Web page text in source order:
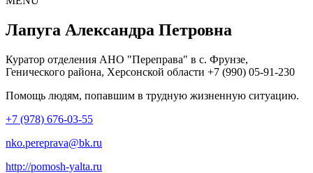
Лапуга Александра Петровна
Куратор отделения АНО "Переправа" в с. Фрунзе,
Генического района, Херсонской области +7 (990) 05-91-230
Помощь людям, попавшим в трудную жизненную ситуацию.
+7 (978) 676-03-55
nko.pereprava@bk.ru
http://pomosh-yalta.ru